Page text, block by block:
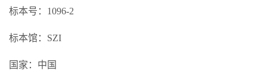
标本号：1096-2
标本馆：SZI
国家：中国